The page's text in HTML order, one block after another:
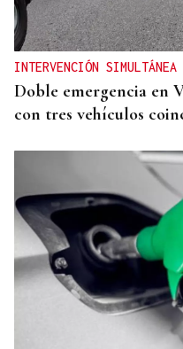
INTERVENCIÓN SIMULTÁNEA
Doble emergencia en
con tres vehículos